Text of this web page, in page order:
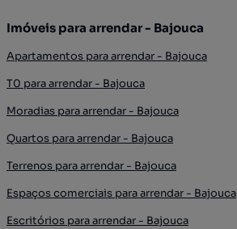
Imóveis para arrendar - Bajouca
Apartamentos para arrendar - Bajouca
T0 para arrendar - Bajouca
Moradias para arrendar - Bajouca
Quartos para arrendar - Bajouca
Terrenos para arrendar - Bajouca
Espaços comerciais para arrendar - Bajouca
Escritórios para arrendar - Bajouca